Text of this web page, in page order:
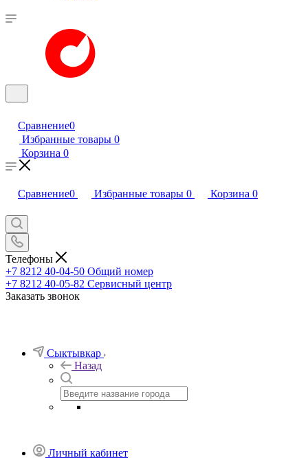
Сравнение0
Избранные товары 0
Корзина 0
Сравнение0 Избранные товары 0 Корзина 0
Телефоны
+7 8212 40-04-50 Общий номер
+7 8212 40-05-82 Сервисный центр
Заказать звонок
Сыктывкар
Назад
Личный кабинет